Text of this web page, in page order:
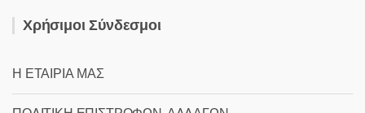
Χρήσιμοι Σύνδεσμοι
Η ΕΤΑΙΡΙΑ ΜΑΣ